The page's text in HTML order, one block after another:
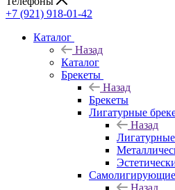
+7 (921) 918-01-42
Каталог
Назад
Каталог
Брекеты
Назад
Брекеты
Лигатурные
Назад
Назад